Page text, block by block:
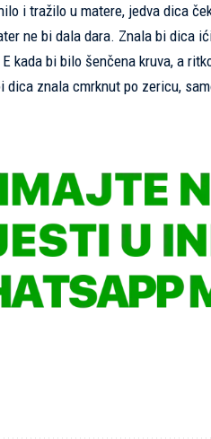
i tražilo u matere, jedva dica
ne bi dala dara. Znala bi dica
kada bi bilo šenčena kruva, a
znala cmrknut po zericu,